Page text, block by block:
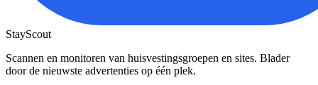
StayScout
Scannen en monitoren van huisvestingsgroepen en sites. Blader
door de nieuwste advertenties op één plek.